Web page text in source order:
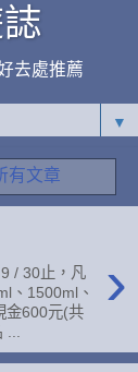
去處推薦
▼
有文章
›
/ 30止，凡
、1500ml、
金600元(共